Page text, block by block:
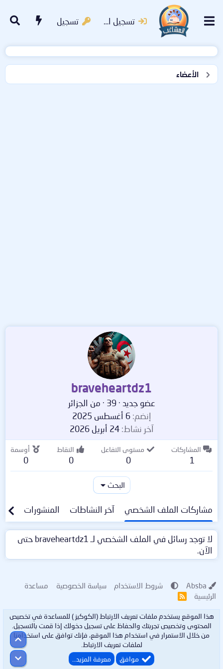
تسجيل الدخول تسجيل
الأعضاء
braveheartdz1
عضو جديد ·
39
· من الجزائر
إنضم 6 أغسطس 2025
آخر نشاط 24 أبريل 2026
المشاركات
1
مستوى التفاعل
0
النقاط
0
أوسمة
0
البحث
مشاركات الملف الشخصي آخر النشاطات المنشورات
لا توجد رسائل في الملف الشخصي لـ braveheartdz1 حتى
الآن.
شروط الاستخدام سياسة الخصوصية
مساعدة
الرئيسية
R
هذا الموقع يستخدم ملفات تعريف الارتباط (الكوكيز ) للمساعدة في تخصيص
المحتوى وتخصيص تجربتك والحفاظ على تسجيل دخولك إذا قمت بالتسجيل.
من خلال الاستمرار في استخدام هذا الموقع، فإنك توافق على استخدامنا
لملفات تعريف الارتباط.
موافق
معرفة المزيد…
أعلى